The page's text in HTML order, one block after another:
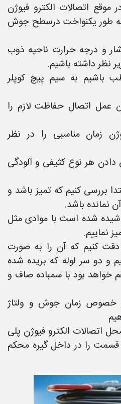
موقع اتصالات الکترو فیوژن
به طور یکنواخت درسطح جوش
و درجه حرارت ناحیه ذوب
نظر داشته باشیم.
باشیم به سیم پیچ کوپلر
عمل اتصال حفاظت لازم را
زمان مناسبی را در نظر
هر نوع کثیفی و آلودگی
بررسی کنیم که تمیز باشد و
نمانده باشد.
شده است با موادی مثل
نماییم.
کنیم که آن را به صورت
و دو سر لوله که بریده شده
خواهد بود با سمباده صاف و
خصوص زمان جوش و ولتاژ
اتصالات الکترو فیوژن پلی
قسمت را در داخل گیره محکم